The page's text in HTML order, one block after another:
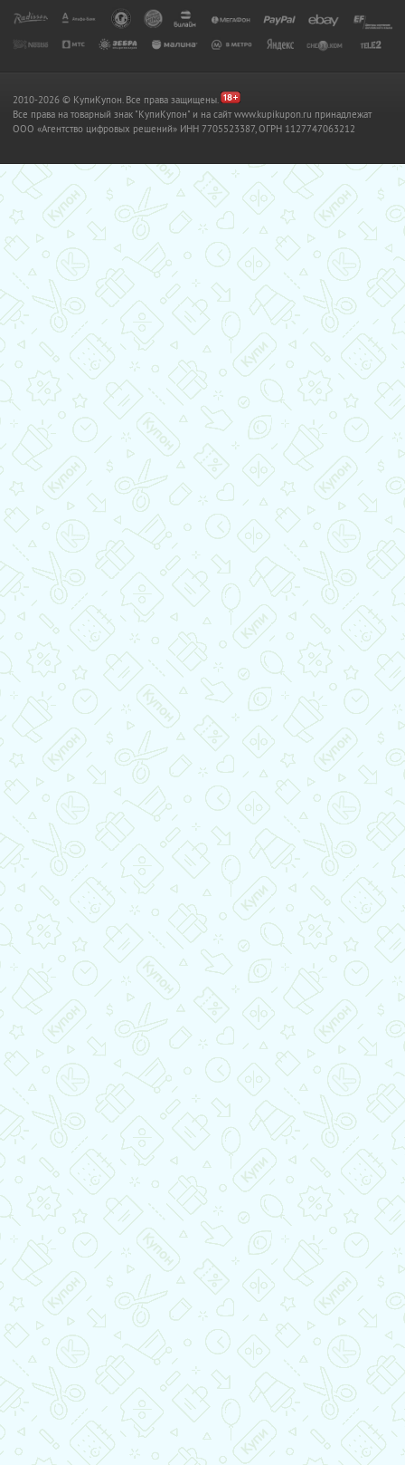
2010-2026 © КупиКупон. Все права защищены.
Все права на товарный знак "КупиКупон" и на сайт www.kupikupon.ru принадлежат
OOO «Агентство цифровых решений» ИНН 7705523387, ОГРН 1127747063212